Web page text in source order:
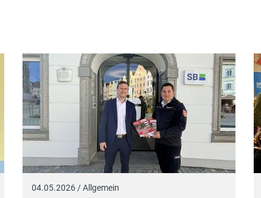
04.05.2026 / Allgemein